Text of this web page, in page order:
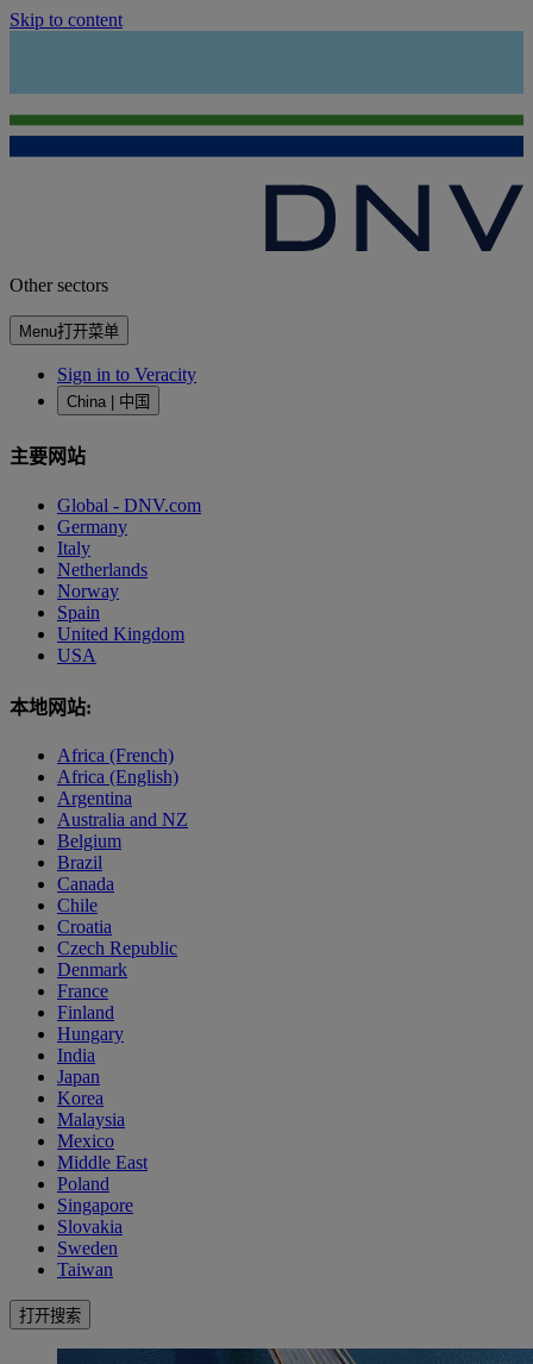
Skip to content
Other sectors
Menu打开菜单
Sign in to Veracity
China | 中国
主要网站
Global - DNV.com
Germany
Italy
Netherlands
Norway
Spain
United Kingdom
USA
本地网站:
Africa (French)
Africa (English)
Argentina
Australia and NZ
Belgium
Brazil
Canada
Chile
Croatia
Czech Republic
Denmark
France
Finland
Hungary
India
Japan
Korea
Malaysia
Mexico
Middle East
Poland
Singapore
Slovakia
Sweden
Taiwan
打开搜索